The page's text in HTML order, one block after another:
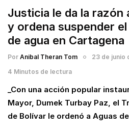
Justicia le da la razón
y ordena suspender
de agua en Cartagena
Por Anibal Theran Tom
23 de junio
4 Minutos de lectura
_Con una acción popular
Mayor, Dumek Turbay Paz, el
de Bolívar le ordenó a Aguas